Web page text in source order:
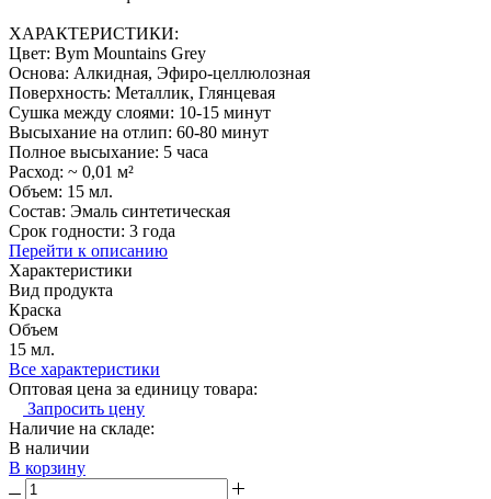
ХАРАКТЕРИСТИКИ:
Цвет: Bym Mountains Grey
Основа: Алкидная, Эфиро-целлюлозная
Поверхность: Металлик, Глянцевая
Сушка между слоями: 10-15 минут
Высыхание на отлип: 60-80 минут
Полное высыхание: 5 часа
Расход: ~ 0,01 м²
Объем: 15 мл.
Состав: Эмаль синтетическая
Срок годности: 3 года
Перейти к описанию
Характеристики
Вид продукта
Краска
Объем
15 мл.
Все характеристики
Оптовая цена за единицу товара:
Запросить цену
Наличие на складе:
В наличии
В корзину